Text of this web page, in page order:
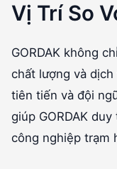
Vị Trí So
GORDAK không
chất lượng và
tiên tiến và đội
giúp GORDAK
công nghiệp trạm